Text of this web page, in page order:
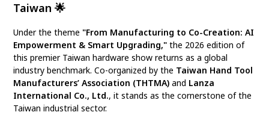
Taiwan🌟
Under the theme "From Manufacturing to Co-Creation: AI
Empowerment & Smart Upgrading," the 2026 edition of
this premier Taiwan hardware show returns as a global
industry benchmark. Co-organized by the Taiwan Hand Tool
Manufacturers’ Association (THTMA) and Lanza
International Co., Ltd., it stands as the cornerstone of the
Taiwan industrial sector.